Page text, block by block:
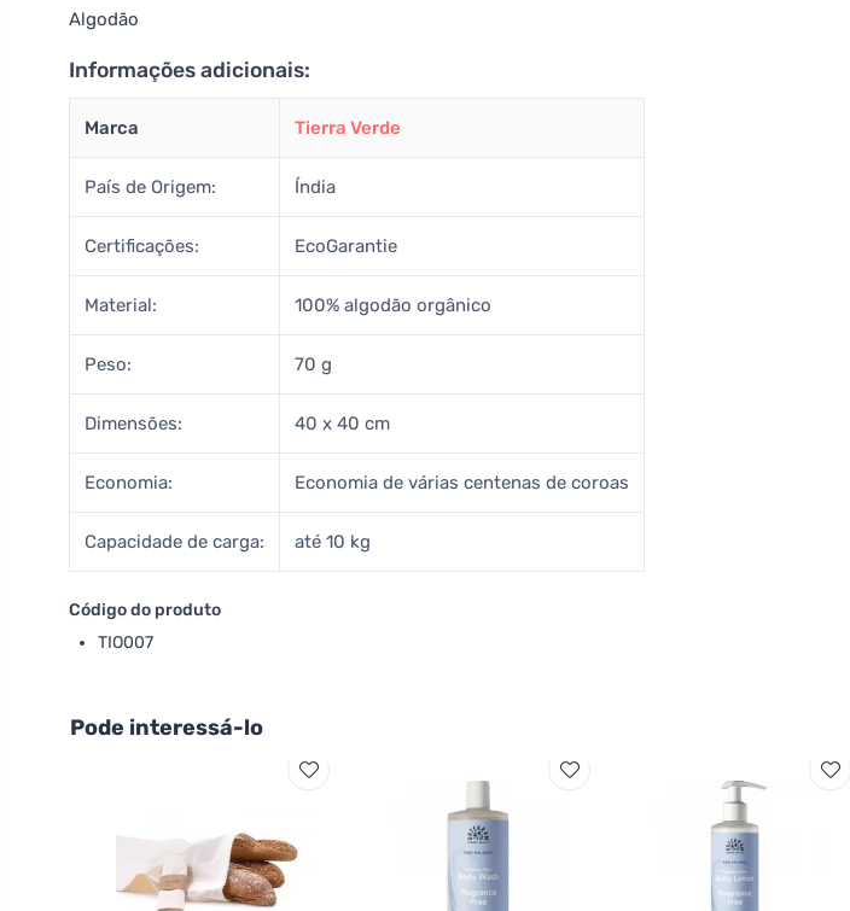
Algodão
Informações adicionais:
Marca Tierra Verde
País de Origem: Índia
Certificações: EcoGarantie
Material: 100% algodão orgânico
Peso: 70 g
Dimensões: 40 x 40 cm
Economia: Economia de várias centenas de coroas
Capacidade de carga: até 10 kg
Código do produto
TIO007
Pode interessá-lo